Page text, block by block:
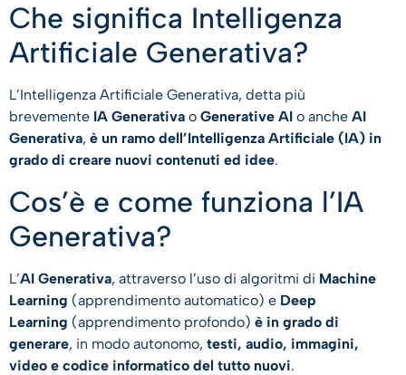
Che significa Intelligenza
Artificiale Generativa?
​L’Intelligenza Artificiale Generativa, detta più
brevemente IA Generativa o Generative AI o anche AI
Generativa, è un ramo dell’Intelligenza Artificiale (IA) in
grado di creare nuovi contenuti ed idee.
Cos’è e come funziona l’IA
Generativa?
​L’AI Generativa, attraverso l’uso di algoritmi di Machine
Learning (apprendimento automatico) e Deep
Learning (apprendimento profondo) è in grado di
generare, in modo autonomo, testi, audio, immagini,
video e codice informatico del tutto nuovi.​